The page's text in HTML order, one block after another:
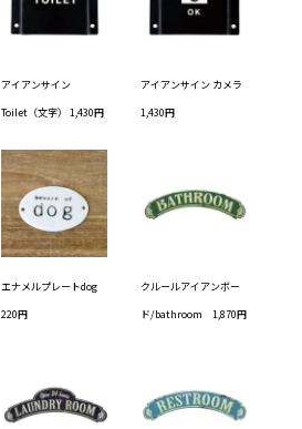
アイアンサイン
Toilet（文字） 1,430円
アイアンサイン カメラ
1,430円
エナメルプレートdog
220円
クルールアイアンボー
ド/bathroom 1,870円